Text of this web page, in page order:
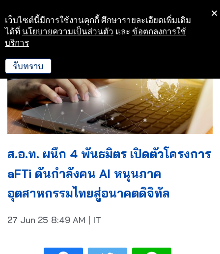
Skip
to
ส.อ.ท. ผนึก 4 พันธมิตร เปิดตัวโครงการ
aFTi ดันกำลังคน AI หนุนภาค
อุตสาหกรรมไทยสู่อนาคตดิจิทัล
27 Jun 25 8:49 AM | IT
เว็บไซต์นี้มีการใช้งานคุกกี้ ศึกษารายละเอียดเพิ่มเติม
ได้ที่ นโยบายความเป็นส่วนตัว และ ข้อตกลงการใช้
บริการ
รับทราบ